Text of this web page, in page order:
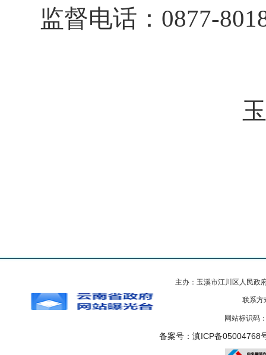
监督电话： 0877-
主办：玉溪市江川区人民
联系方
网站标识码
备案号：滇ICP备05004768